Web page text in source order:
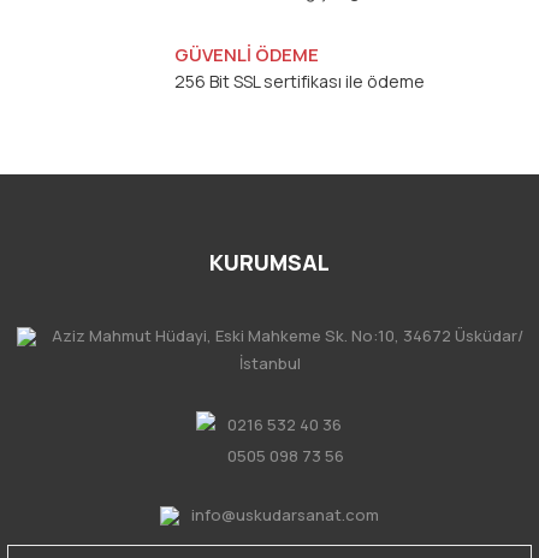
GÜVENLİ ÖDEME
256 Bit SSL sertifikası ile ödeme
KURUMSAL
Aziz Mahmut Hüdayi, Eski Mahkeme Sk. No:10, 34672 Üsküdar/
İstanbul
0216 532 40 36
0505 098 73 56
info@uskudarsanat.com